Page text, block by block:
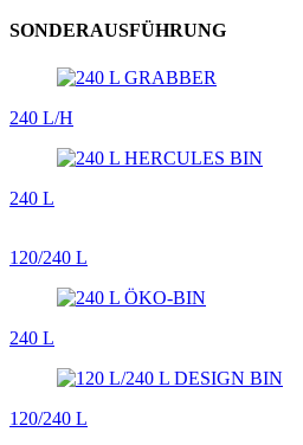
SONDER­AUSFÜHRUNG
240 L/H
240 L
120/240 L
240 L
120/240 L